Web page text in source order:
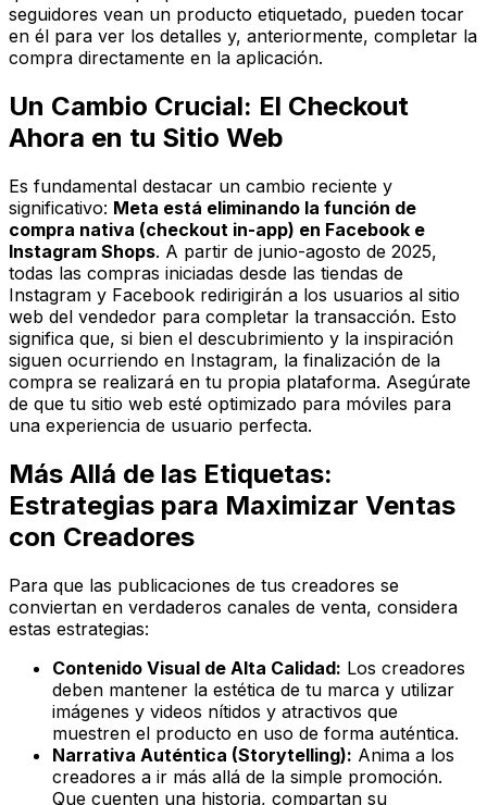
seguidores vean un producto etiquetado, pueden tocar
en él para ver los detalles y, anteriormente, completar la
compra directamente en la aplicación.
Un Cambio Crucial: El Checkout
Ahora en tu Sitio Web
Es fundamental destacar un cambio reciente y
significativo: Meta está eliminando la función de
compra nativa (checkout in-app) en Facebook e
Instagram Shops. A partir de junio-agosto de 2025,
todas las compras iniciadas desde las tiendas de
Instagram y Facebook redirigirán a los usuarios al sitio
web del vendedor para completar la transacción. Esto
significa que, si bien el descubrimiento y la inspiración
siguen ocurriendo en Instagram, la finalización de la
compra se realizará en tu propia plataforma. Asegúrate
de que tu sitio web esté optimizado para móviles para
una experiencia de usuario perfecta.
Más Allá de las Etiquetas:
Estrategias para Maximizar Ventas
con Creadores
Para que las publicaciones de tus creadores se
conviertan en verdaderos canales de venta, considera
estas estrategias:
Contenido Visual de Alta Calidad: Los creadores
deben mantener la estética de tu marca y utilizar
imágenes y videos nítidos y atractivos que
muestren el producto en uso de forma auténtica.
Narrativa Auténtica (Storytelling): Anima a los
creadores a ir más allá de la simple promoción.
Que cuenten una historia, compartan su